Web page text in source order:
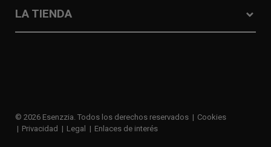
LA TIENDA
© 2026 Esenzzia. Todos los derechos reservados
Cookies
Privacidad
Legal Enlaces de interés